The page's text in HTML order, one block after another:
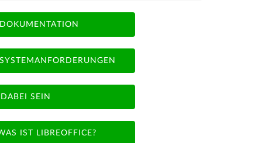
DOKUMENTATION
SYSTEMANFORDERUNGEN
DABEI SEIN
IST LIBREOFFICE?